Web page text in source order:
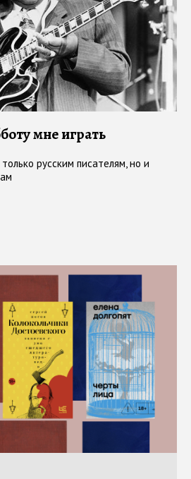
мне играть
русским писателям, но и